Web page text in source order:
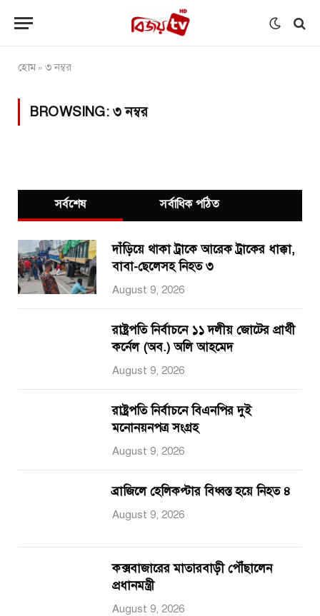
হোম» ৩ নম্বর
BROWSING: ৩ নম্বর
সর্বশেষ সর্বাধিক পঠিত
দাঁড়িয়ে থাকা ট্রাকে আরেক ট্রাকের ধাক্কা,
বাবা-ছেলেসহ নিহত ৩
August 9, 2026
রাষ্ট্রপতি নির্বাচনে ১১ দলীয় জোটের প্রার্থী
কর্নেল (অব.) অলি আহমেদ
August 9, 2026
রাষ্ট্রপতি নির্বাচনে বিএনপির দুই
মনোনয়নপত্র সংগ্রহ
August 9, 2026
ব্রাজিলে হেলিকপ্টার বিধ্বস্ত হয়ে নিহত ৪
August 9, 2026
কক্সবাজারের মাতারবাড়ী পৌঁছালেন
প্রধানমন্ত্রী
August 9, 2026